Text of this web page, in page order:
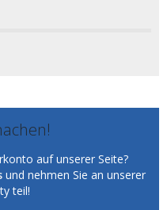
auf unserer Seite?
und nehmen Sie an unserer
teil!